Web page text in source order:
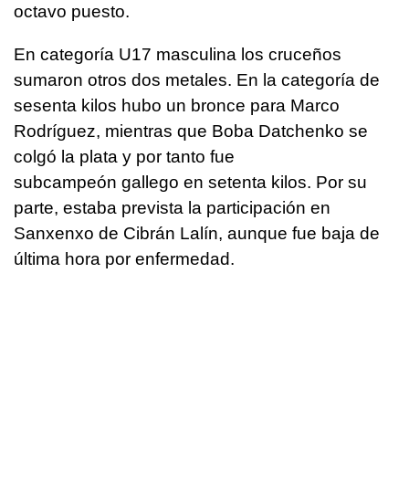
octavo puesto.
En categoría U17 masculina los cruceños
sumaron otros dos metales. En la categoría de
sesenta kilos hubo un bronce para Marco
Rodríguez, mientras que Boba Datchenko se
colgó la plata y por tanto fue
subcampeón gallego en setenta kilos. Por su
parte, estaba prevista la participación en
Sanxenxo de Cibrán Lalín, aunque fue baja de
última hora por enfermedad.